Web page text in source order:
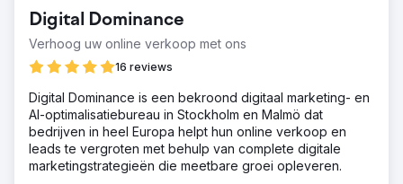
Digital Dominance
Verhoog uw online verkoop met ons
16 reviews
Digital Dominance is een bekroond digitaal marketing- en
AI-optimalisatiebureau in Stockholm en Malmö dat
bedrijven in heel Europa helpt hun online verkoop en
leads te vergroten met behulp van complete digitale
marketingstrategieën die meetbare groei opleveren.